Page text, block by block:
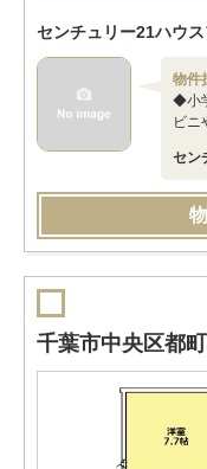
センチュリー21ハウ
物件
◆小
ビニ
セン
千葉市中央区都